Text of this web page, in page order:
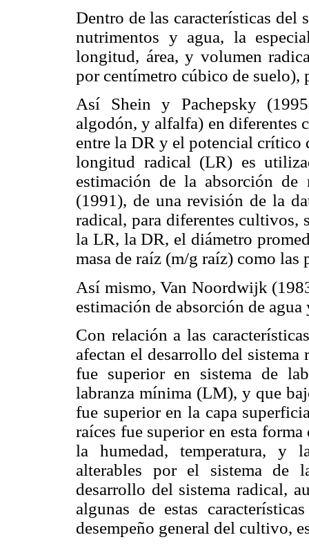
Dentro de las características del
nutrimentos y agua, la
longitud, área, y volumen
por centímetro cúbico de suelo),
Así Shein y Pachepsky
algodón, y alfalfa) en diferentes
entre la DR y el potencial crítico
longitud radical (LR) es
estimación de la absorción
(1991), de una revisión de la
radical, para diferentes cultivos,
la LR, la DR, el diámetro
masa de raíz (m/g raíz) como
Así mismo, Van Noordwijk
estimación de absorción de
Con relación a las
afectan el desarrollo del
fue superior en sistema de
labranza mínima (LM), y que
fue superior en la capa
raíces fue superior en esta
la humedad, temperatura, y
alterables por el sistema de
desarrollo del sistema radical,
algunas de estas
desempeño general del cultivo,